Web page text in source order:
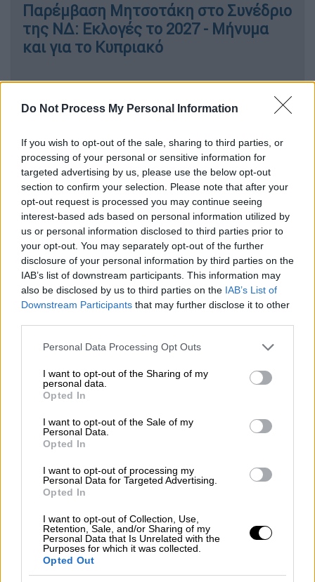
Do Not Process My Personal Information
If you wish to opt-out of the sale, sharing to third parties, or
processing of your personal or sensitive information for
targeted advertising by us, please use the below opt-out
section to confirm your selection. Please note that after your
opt-out request is processed you may continue seeing
interest-based ads based on personal information utilized by
us or personal information disclosed to third parties prior to
your opt-out. You may separately opt-out of the further
disclosure of your personal information by third parties on the
IAB’s list of downstream participants. This information may
also be disclosed by us to third parties on the IAB’s List of
Downstream Participants that may further disclose it to other
Please note that this website/app uses one or more Google
not limited to your visit or usage behaviour. You may click to
grant or deny consent to Google and its third-party tags to
use your data for below specified purposes in below Google
consent section.
Personal Data Processing Opt Outs
I want to opt-out of the Sharing of my
personal data.
Opted In
I want to opt-out of the Sale of my
Personal Data.
Opted In
I want to opt-out of processing my
Personal Data for Targeted Advertising.
Opted In
I want to opt-out of Collection, Use,
Retention, Sale, and/or Sharing of my
Personal Data that Is Unrelated with the
Purposes for which it was collected.
Opted Out
Παρέμβαση Μητσοτάκη στο Συνέδριο
της ΝΔ: Εκλογές το 2027 - Μήνυμα
και για το Κυπριακό
«Εάν λέγαμε πριν από 10 χρόνια ότι ο
ως πρόεδρος τουEurogroupθα μας πέρναγαν
για παλαβούς. Είναι η διαφορά πως βλέπουν
την Ελλάδα μετά από 7 χρόνια κυβέρνησης
Μητσοτάκη», ανέφερε και είπε ότι το
δίλημμα είναι «Μητσοτάκης ή η Ελλάδα να
γυρίσει πίσω στην παρακμή».
«Αυτό που θαυμάζω περισσότερο στην
πολιτική διαδρομή του Κωνσταντίνου
Καραμανλή είναι όταν στη Βουλή των
Ελλήνων σηκώθηκε και είπε στονΑνδρέα
Παπανδρέου‘ανήκομεν εις την δύση'. Τότε
Κωνσταντίνος Καραμανλής ίδρυσε την
παράταξη της ΝΔ για να μείνουμε στη Δύση,
μια σπουδαία ευημερούσα χώρα»,
υπογράμμισε.
Ο υπουργός υγείας αναφέρθηκε στην
τεχνητή νοημοσύνηκαι είπε πως σε αυτή την
μεγάλη αλλαγή η κυβέρνηση της ΝΔ έχει
φέρει την Ελλάδα στην πρώτη γραμμή.
«Όσο κι αν μας λένεσυντηρητικούς
παραμένουμε κατά βάση των μεγάλων